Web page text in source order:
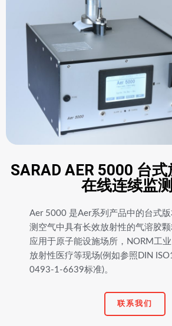
SARAD AER 5000 台
在线连续监
Aer 5000 是Aer系列产品中的台式
测空气中具有长效放射性的气溶胶颗
应用于原子能设施场所，NORM工
放射性医疗等现场(例如参照DIN
0493-1-6639标准)。
联系我们